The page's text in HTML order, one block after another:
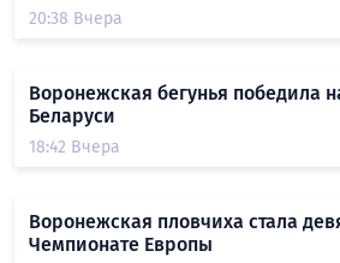
20:38 Вчера
Воронежская бегунья победила
Беларуси
18:42 Вчера
Воронежская пловчиха стала
Чемпионате Европы